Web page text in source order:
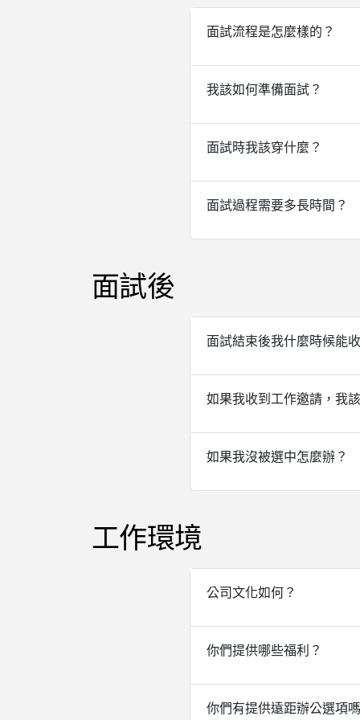
面試流程是怎麼樣的？
我該如何準備面試？
面試時我該穿什麼？
面試過程需要多長時間？
面試後
面試結束後我什麼時候能
如果我收到工作邀請，我
如果我沒被選中怎麼辦？
工作環境
公司文化如何？
你們提供哪些福利？
你們有提供遠距辦公選項